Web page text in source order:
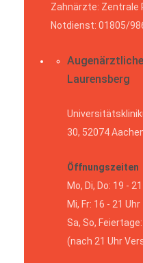
Zahnärzte: Zentrale
Notdienst: 01805/
Laurensberg
30, 52074
Öffnungszeiten
Mo, Di, Do: 19 -
Mi, Fr: 16 - 21 Uhr
Sa, So,
(nach 21 Uhr